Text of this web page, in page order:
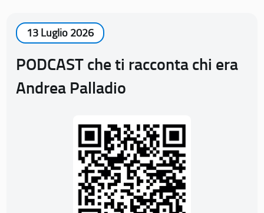
13 Luglio 2026
PODCAST che ti racconta chi era
Andrea Palladio